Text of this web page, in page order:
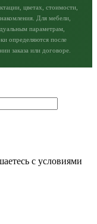
цветах, стоимости,
Для мебели,
параметрам,
определяются после
заказа или договоре.
с условиями